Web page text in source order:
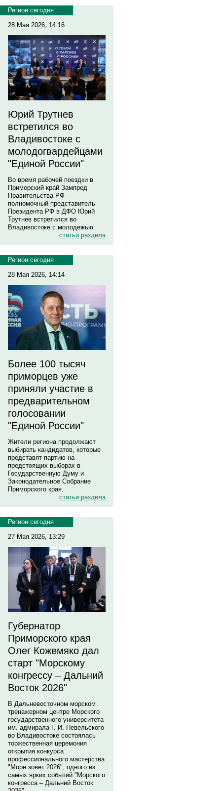
Регион сегодня
28 Мая 2026, 14:16
Юрий Трутнев
встретился во
Владивостоке с
молодогвардейцами
"Единой России"
Во время рабочей поездки в
Приморский край Зампред
Правительства РФ –
полномочный представитель
Президента РФ в ДФО Юрий
Трутнев встретился во
Владивостоке с молодежью.
статьи раздела
Регион сегодня
28 Мая 2026, 14:14
Более 100 тысяч
приморцев уже
приняли участие в
предварительном
голосовании
"Единой России"
Жители региона продолжают
выбирать кандидатов, которые
представят партию на
предстоящих выборах в
Государственную Думу и
Законодательное Собрание
Приморского края.
статьи раздела
Регион сегодня
27 Мая 2026, 13:29
Губернатор
Приморского края
Олег Кожемяко дал
старт "Морскому
конгрессу – Дальний
Восток 2026"
В Дальневосточном морском
тренажерном центре Морского
государственного университета
им. адмирала Г. И. Невельского
во Владивостоке состоялась
торжественная церемония
открытия конкурса
профессионального мастерства
"Море зовет 2026", одного из
самых ярких событий "Морского
конгресса – Дальний Восток